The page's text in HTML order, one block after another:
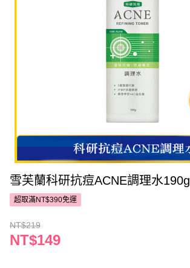
雪芙蘭科研抗痘ACNE調理水190g
超取滿NT$390免運
NT$219
NT$149